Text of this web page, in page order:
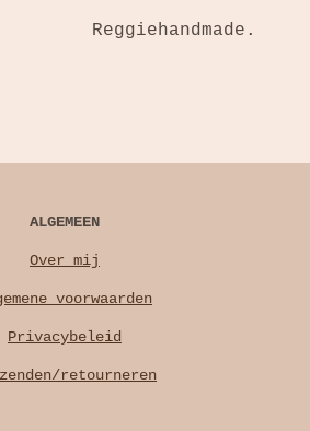
Reggiehandmade.
ALGEMEEN
Over mij
voorwaarden
Privacybeleid
retourneren